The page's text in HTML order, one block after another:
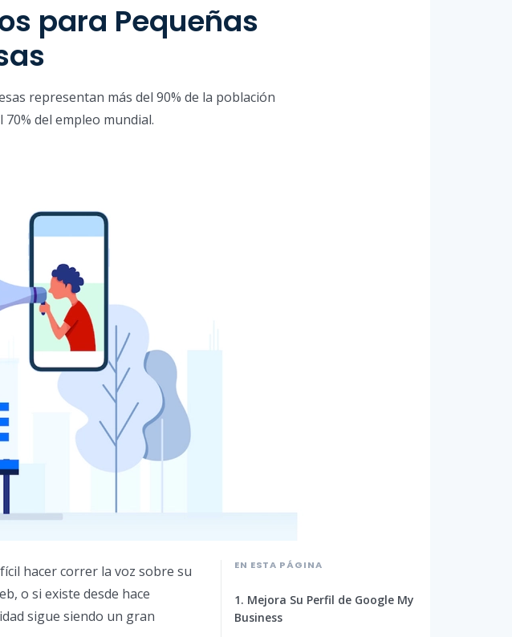
para Pequeñas
representan más del 90% de la población
del empleo mundial.
hacer correr la voz sobre su
o si existe desde hace
sigue siendo un gran
EN ESTA PÁGINA
1. Mejora Su Perfil de Google My
Business